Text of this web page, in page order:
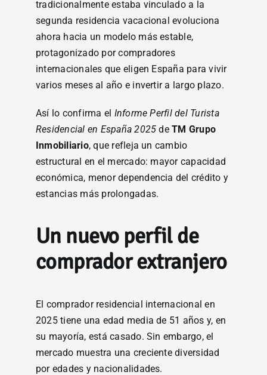
tradicionalmente estaba vinculado a la
segunda residencia vacacional evoluciona
ahora hacia un modelo más estable,
protagonizado por compradores
internacionales que eligen España para vivir
varios meses al año e invertir a largo plazo.
Así lo confirma el Informe Perfil del Turista
Residencial en España 2025 deTM Grupo
Inmobiliario, que refleja un cambio
estructural en el mercado: mayor capacidad
económica, menor dependencia del crédito y
estancias más prolongadas.
Un nuevo perfil de
comprador extranjero
El comprador residencial internacional en
2025 tiene una edad media de 51 años y, en
su mayoría, está casado. Sin embargo, el
mercado muestra una creciente diversidad
por edades y nacionalidades.